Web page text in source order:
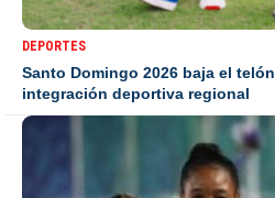
DEPORTES
Santo Domingo 2026 baja el
integración deportiva regional